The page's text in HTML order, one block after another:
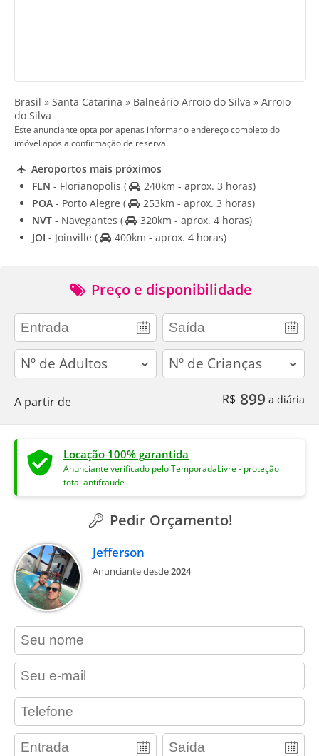
Brasil » Santa Catarina » Balneário Arroio do Silva » Arroio
do Silva
Este anunciante opta por apenas informar o endereço completo do
imóvel após a confirmação de reserva
Aeroportos mais próximos
FLN - Florianopolis (
240km - aprox. 3 horas)
POA - Porto Alegre (
253km - aprox. 3 horas)
NVT - Navegantes (
320km - aprox. 4 horas)
JOI - Joinville ( 400km - aprox. 4 horas)
Preço e disponibilidade
adults children
A partir de R$ 899 a diária
Locação 100% garantida
Anunciante verificado pelo TemporadaLivre - proteção
total antifraude
Pedir Orçamento!
Jefferson
Anunciante desde2024
contact_name
contact_email
contact_phone